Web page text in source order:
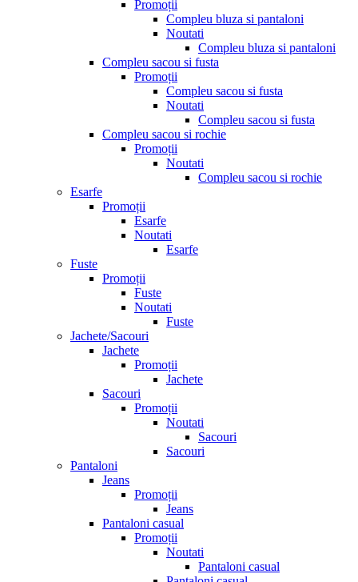
Promoții
Compleu bluza si pantaloni
Noutati
Compleu bluza si pantaloni
Compleu sacou si fusta
Promoții
Compleu sacou si fusta
Noutati
Compleu sacou si fusta
Compleu sacou si rochie
Promoții
Noutati
Compleu sacou si rochie
Esarfe
Promoții
Esarfe
Noutati
Esarfe
Fuste
Promoții
Fuste
Noutati
Fuste
Jachete/Sacouri
Jachete
Promoții
Jachete
Sacouri
Promoții
Noutati
Sacouri
Sacouri
Pantaloni
Jeans
Promoții
Jeans
Pantaloni casual
Promoții
Noutati
Pantaloni casual